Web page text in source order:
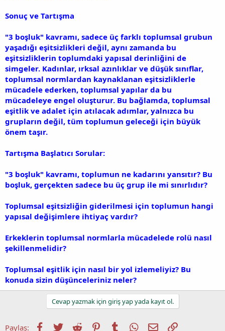
Sonuç ve Tartışma
"3 boşluk" kavramı, sadece üç farklı toplumsal grubun
yaşadığı eşitsizlikleri değil, aynı zamanda bu
eşitsizliklerin toplumdaki yapısal derinliğini de
simgeler. Kadınlar, ırksal azınlıklar ve düşük sınıflar,
toplumsal normlardan kaynaklanan eşitsizliklerle
mücadele ederken, toplumsal yapılar da bu
mücadeleye engel oluşturur. Bu bağlamda, toplumsal
eşitlik ve adalet için atılacak adımlar, yalnızca bu
grupların değil, tüm toplumun geleceği için büyük
önem taşır.
Tartışma Başlatıcı Sorular:
"3 boşluk" kavramı, toplumun ne kadarını yansıtır? Bu
boşluk, gerçekten sadece bu üç grup ile mi sınırlıdır?
Toplumsal eşitsizliğin giderilmesi için toplumun hangi
yapısal değişimlere ihtiyaç vardır?
Erkeklerin toplumsal normlarla mücadelede rolü nasıl
şekillenmelidir?
Toplumsal eşitlik için nasıl bir yol izlemeliyiz? Bu
konuda sizin düşünceleriniz neler?
Cevap yazmak için giriş yap yada kayıt ol.
Paylaş: Facebook
TwitterReddit PinterestTumblrWhatsApp
E-postaLink